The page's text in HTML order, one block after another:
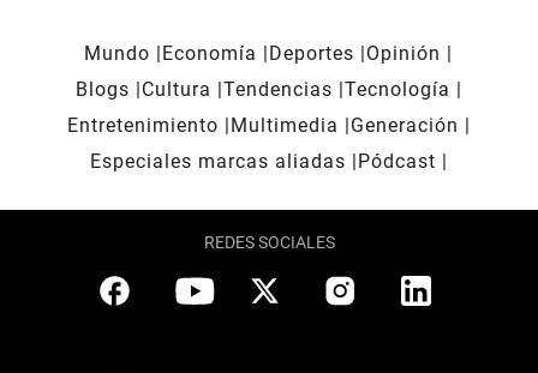
Mundo Economía Deportes
Opinión
Blogs
Cultura Tendencias Tecnología
Entretenimiento
Multimedia
Generación
Especiales marcas aliadas
Pódcast
REDES SOCIALES